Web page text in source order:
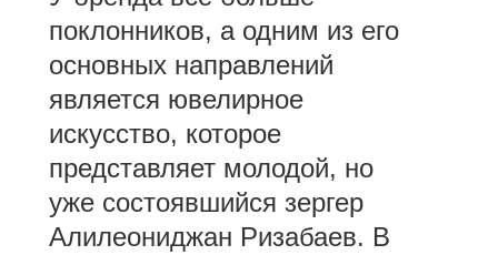
поклонников, а одним из его
основных направлений
является ювелирное
искусство, которое
представляет молодой, но
уже состоявшийся зергер
Алилеониджан Ризабаев. В